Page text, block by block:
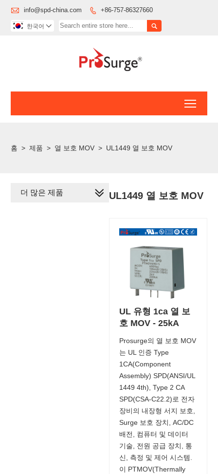
 info@spd-china.com  +86-757-86327660

한국어 
홈 > 제품 > 열 보호 MOV > UL1449 열 보호 MOV
UL1449 열 보호 MOV
UL 유형 1ca 열 보
호 MOV - 25kA
Prosurge의 열 보호 MOV
는 UL 인증 Type
1CA(Component
Assembly) SPD(ANSI/UL
1449 4th), Type 2 CA
SPD(CSA-C22.2)로 전자
장비의 내장형 서지 보호,
Surge 보호 장치, AC/DC
배전, 컴퓨터 및 데이터
기술, 전원 공급 장치, 통
신, 측정 및 제어 시스템.
이 PTMOV(Thermally
더 많은 제품